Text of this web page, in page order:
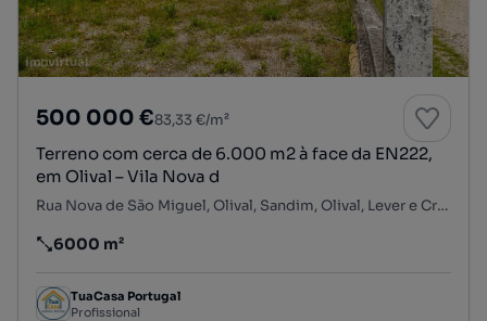
500 000 €83,33 €/m²
Terreno com cerca de 6.000 m2 à face da EN222,
em Olival – Vila Nova d
Rua Nova de São Miguel, Olival, Sandim, Olival, Lever e Crestuma, Vila Nova de Gaia, Porto
Preço por metro quadrado
6000 m²
TuaCasa Portugal
Profissional